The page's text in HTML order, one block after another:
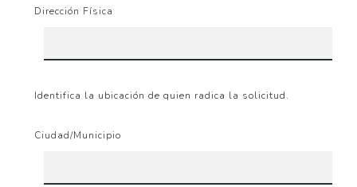
Dirección Física
Identifica la ubicación de quien radica la solicitud.
Ciudad/Municipio